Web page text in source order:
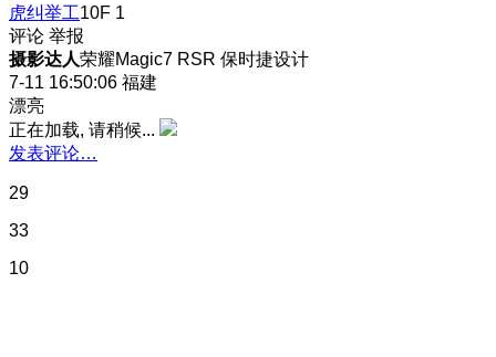
虎纠举工10F 1
评论 举报
摄影达人荣耀Magic7 RSR 保时捷设计
7-11 16:50:06 福建
漂亮
正在加载, 请稍候...
发表评论…
29
33
10